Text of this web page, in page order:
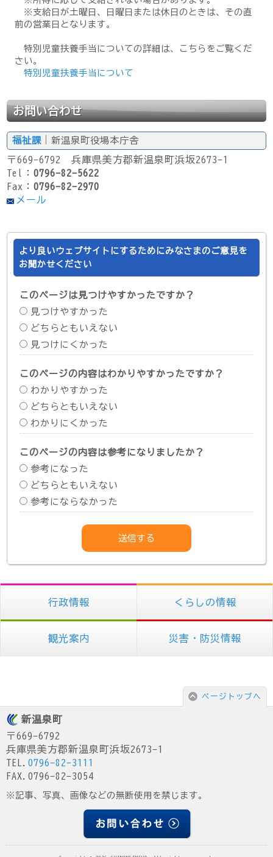
※支給日が土曜日、日曜日または休日のときは、その直
前の営業日となります。
特別児童扶養手当についての詳細は、こちらをご覧くだ
さい。
特別児童扶養手当について
お問い合わせ
福祉課 ｜新温泉町役場本庁舎
〒669-6792 兵庫県美方郡新温泉町浜坂2673-1
Tel：0796-82-5622
Fax：0796-82-2970
メール
より良いウェブサイトにするためにみなさまのご意見を
お聞かせください
このページは見つけやすかったですか？
見つけやすかった
どちらともいえない
見つけにくかった
このページの内容はわかりやすかったですか？
わかりやすかった
どちらともいえない
わかりにくかった
このページの内容は参考になりましたか？
参考になった
どちらともいえない
参考にならなかった
行政情報 くらしの情報
観光案内 災害・防災情報
ページトップへ
新温泉町
〒669-6792
兵庫県美方郡新温泉町浜坂2673-1
TEL. 0796-82-3111
FAX.0796-82-3054
※記事、写真、画像などの無断使用を禁じます。